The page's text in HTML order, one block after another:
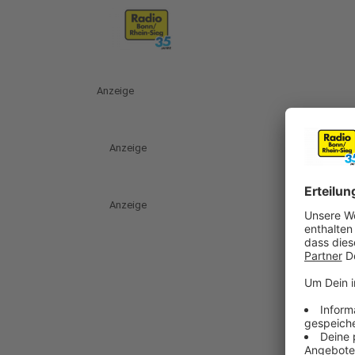
Anzeige
Anzeige
Anzeige